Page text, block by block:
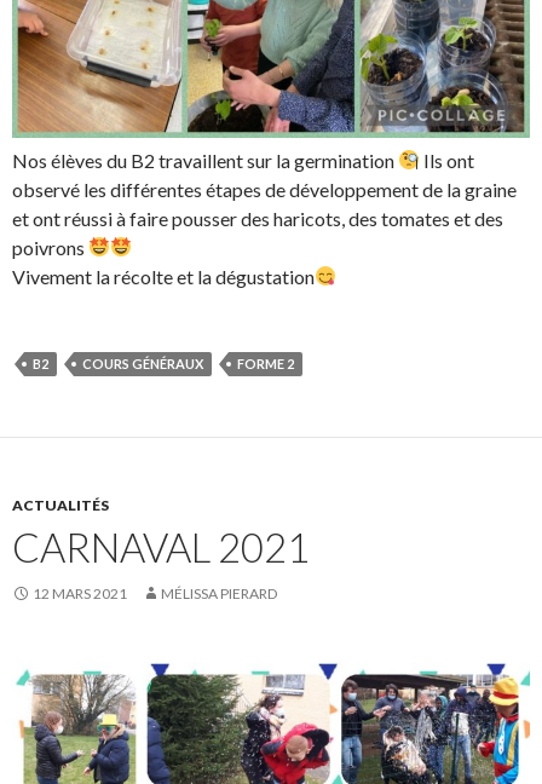
Nos élèves du B2 travaillent sur la germination
Ils ont
observé les différentes étapes de développement de la graine
et ont réussi à faire pousser des haricots, des tomates et des
poivrons
Vivement la récolte et la dégustation
B2 COURS GÉNÉRAUX FORME 2
ACTUALITÉS
CARNAVAL 2021
12 MARS 2021 MÉLISSA PIERARD